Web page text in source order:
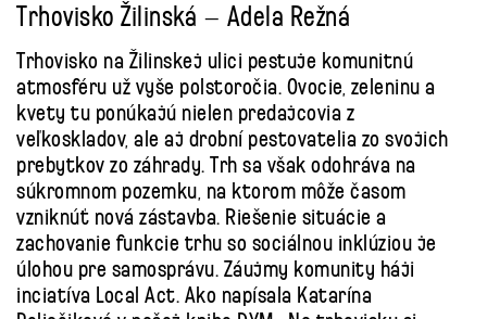
Trhovisko Žilinská – Adela Režná
Trhovisko na Žilinskej ulici pestuje komunitnú
atmosféru už vyše polstoročia. Ovocie, zeleninu a
kvety tu ponúkajú nielen predajcovia z
veľkoskladov, ale aj drobní pestovatelia zo svojich
prebytkov zo záhrady. Trh sa však odohráva na
súkromnom pozemku, na ktorom môže časom
vzniknúť nová zástavba. Riešenie situácie a
zachovanie funkcie trhu so sociálnou inklúziou je
úlohou pre samosprávu. Záujmy komunity háji
inciatíva Local Act. Ako napísala Katarína